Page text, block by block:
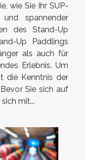
wie Sie Ihr SUP-
spannender
des Stand-Up
Up Paddlings
als auch für
Erlebnis. Um
die Kenntnis der
Sie sich auf
mit...